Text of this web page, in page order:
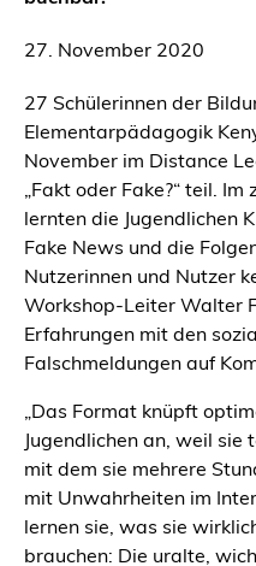
27. November 2020
27 Schülerinnen der
Elementarpädagogik
November im Distance
„Fakt oder Fake?“ teil.
lernten die Jugendlichen
Fake News und die
Nutzerinnen und Nutzer
Workshop-Leiter Walter
Erfahrungen mit den
Falschmeldungen auf
„Das Format knüpft
Jugendlichen an, weil
mit dem sie mehrere
mit Unwahrheiten im
lernen sie, was sie
brauchen: Die uralte,